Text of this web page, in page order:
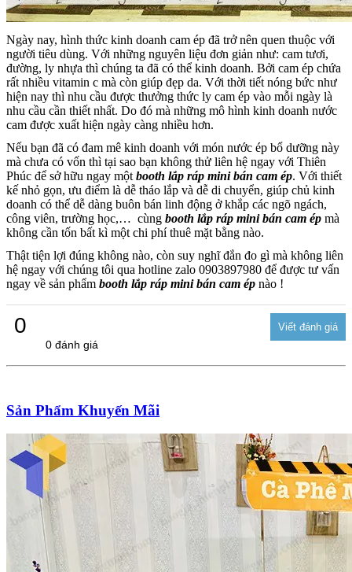
Ngày nay, hình thức kinh doanh cam ép đã trở nên quen thuộc với
người tiêu dùng. Với những nguyên liệu đơn giản như: cam tươi,
đường, ly nhựa thì chúng ta đã có thể kinh doanh. Bởi cam ép chứa
rất nhiều vitamin c mà còn giúp đẹp da. Với thời tiết nóng bức như
hiện nay thì nhu cầu được thưởng thức ly cam ép vào mỗi ngày là
nhu cầu cần thiết nhất. Do đó mà những mô hình kinh doanh nước
cam được xuất hiện ngày càng nhiều hơn.
Nếu bạn đã có đam mê kinh doanh với món nước ép bổ dưỡng này
mà chưa có vốn thì tại sao bạn không thử liên hệ ngay với Thiên
Phúc để sở hữu ngay một booth lắp ráp mini bán cam ép. Với thiết
kế nhỏ gọn, ưu điểm là dễ tháo lắp và dễ di chuyển, giúp chủ kinh
doanh có thể dễ dàng buôn bán linh động ở khắp các ngõ ngách,
công viên, trường học,… cùng booth lắp ráp mini bán cam ép mà
không cần tốn bất kì một chi phí thuê mặt bằng nào.
Thật tiện lợi đúng không nào, còn suy nghĩ đắn đo gì mà không liên
hệ ngay với chúng tôi qua hotline zalo 0903897980 để được tư vấn
ngay về sản phẩm booth lắp ráp mini bán cam ép nào !
0
0 đánh giá
Sản Phẩm Khuyến Mãi